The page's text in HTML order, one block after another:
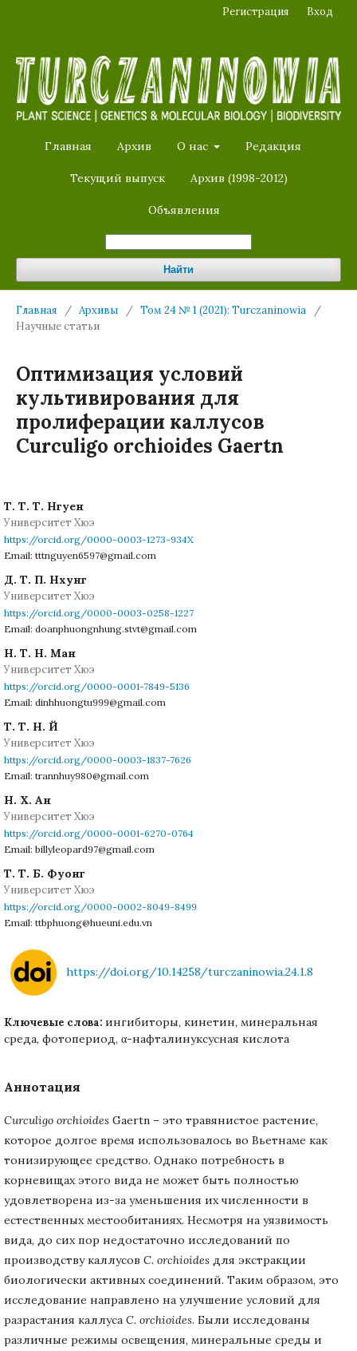
Главная Архив О нас Редакция
Текущий выпуск Архив (1998-2012)
Объявления
Найти
Регистрация Вход
Главная / Архивы / Том 24 № 1 (2021): Turczaninowia
/
Научные статьи
Оптимизация условий
культивирования для
пролиферации каллусов
Curculigo orchioides Gaertn
Т. Т. Т. Нгуен
Университет Хюэ
https://orcid.org/0000-0003-1273-934X
Email: tttnguyen6597@gmail.com
Д. Т. П. Нхунг
Университет Хюэ
https://orcid.org/0000-0003-0258-1227
Email: doanphuongnhung.stvt@gmail.com
Н. Т. Н. Ман
Университет Хюэ
https://orcid.org/0000-0001-7849-5136
Email: dinhhuongtu999@gmail.com
Т. Т. Н. Й
Университет Хюэ
https://orcid.org/0000-0003-1837-7626
Email: trannhuy980@gmail.com
Н. Х. Ан
Университет Хюэ
https://orcid.org/0000-0001-6270-0764
Email: billyleopard97@gmail.com
Т. Т. Б. Фуонг
Университет Хюэ
https://orcid.org/0000-0002-8049-8499
Email: ttbphuong@hueuni.edu.vn
https://doi.org/10.14258/turczaninowia.24.1.8
Ключевые слова: ингибиторы, кинетин, минеральная
среда, фотопериод, α-нафталинуксусная кислота
Аннотация
Curculigo orchioides Gaertn – это травянистое растение,
которое долгое время использовалось во Вьетнаме как
тонизирующее средство. Однако потребность в
корневищах этого вида не может быть полностью
удовлетворена из-за уменьшения их численности в
естественных местообитаниях. Несмотря на уязвимость
вида, до сих пор недостаточно исследований по
производству каллусов C. orchioides для экстракции
биологически активных соединений. Таким образом, это
исследование направлено на улучшение условий для
разрастания каллуса C. orchioides. Были исследованы
различные режимы освещения, минеральные среды и